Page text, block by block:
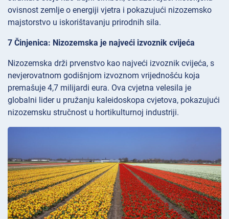
ovisnost zemlje o energiji vjetra i pokazujući nizozemsko
majstorstvo u iskorištavanju prirodnih sila.
7 Činjenica: Nizozemska je najveći izvoznik cvijeća
Nizozemska drži prvenstvo kao najveći izvoznik cvijeća, s
nevjerovatnom godišnjom izvoznom vrijednošću koja
premašuje 4,7 milijardi eura. Ova cvjetna velesila je
globalni lider u pružanju kaleidoskopa cvjetova, pokazujući
nizozemsku stručnost u hortikulturnoj industriji.